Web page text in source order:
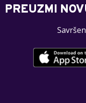
PREUZMI